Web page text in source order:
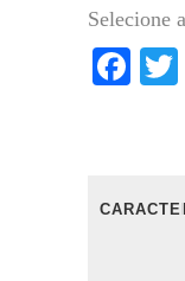
Selecione